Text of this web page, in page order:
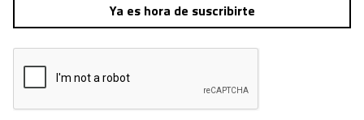
Ya es hora de suscribirte